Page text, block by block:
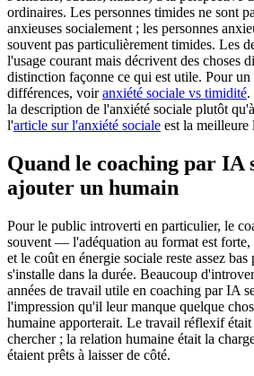
ordinaires. Les personnes timides ne sont
anxieuses socialement ; les personnes
souvent pas particulièrement timides. Les
l'usage courant mais décrivent des choses
distinction façonne ce qui est utile. Pour
différences, voiranxiété sociale vs timidité.
la description de l'anxiété sociale plutôt
l'article sur l'anxiété sociale est la meilleure
Quand le coaching par IA
ajouter un humain
Pour le public introverti en particulier, le
souvent — l'adéquation au format est
et le coût en énergie sociale reste assez
s'installe dans la durée. Beaucoup
années de travail utile en coaching par IA
l'impression qu'il leur manque quelque
humaine apporterait. Le travail réflexif
chercher ; la relation humaine était la
étaient prêts à laisser de côté.